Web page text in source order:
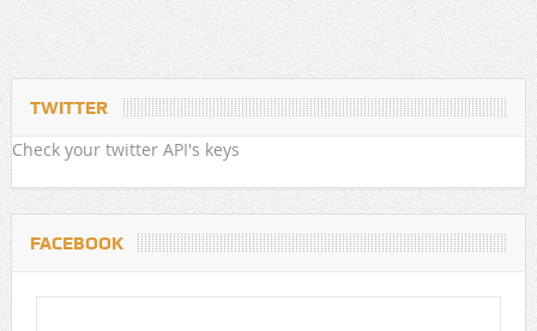
TWITTER
Check your twitter API's keys
FACEBOOK